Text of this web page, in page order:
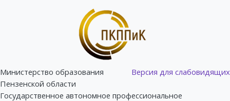
Версия для слабовидящих
Министерство образования
Пензенской области
Государственное автономное профессиональное